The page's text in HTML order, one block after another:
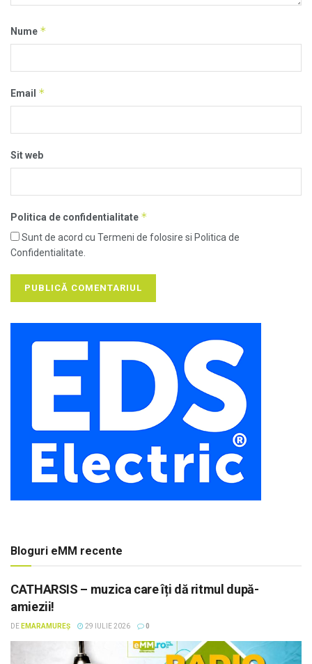
Nume *
Email *
Sit web
Politica de confidentialitate *
Sunt de acord cu Termeni de folosire si Politica de
Confidentialitate.
Bloguri eMM recente
CATHARSIS – muzica care îți dă ritmul după-
amiezii!
DE EMARAMUREȘ 29 IULIE 2026 0